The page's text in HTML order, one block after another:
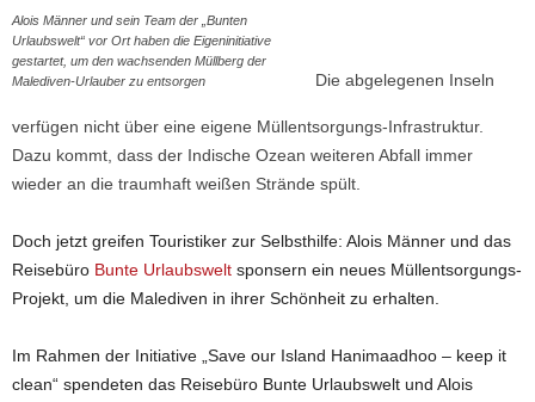
Alois Männer und sein Team der „Bunten
Urlaubswelt“ vor Ort haben die Eigeninitiative
gestartet, um den wachsenden Müllberg der
Malediven-Urlauber zu entsorgen
Die abgelegenen Inseln
verfügen nicht über eine eigene Müllentsorgungs-Infrastruktur.
Dazu kommt, dass der Indische Ozean weiteren Abfall immer
wieder an die traumhaft weißen Strände spült.
Doch jetzt greifen Touristiker zur Selbsthilfe: Alois Männer und das
Reisebüro Bunte Urlaubswelt sponsern ein neues Müllentsorgungs-
Projekt, um die Malediven in ihrer Schönheit zu erhalten.
Im Rahmen der Initiative „Save our Island Hanimaadhoo – keep it
clean“ spendeten das Reisebüro Bunte Urlaubswelt und Alois